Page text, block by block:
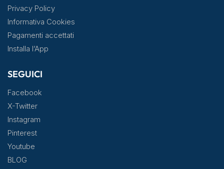
Privacy Policy
Informativa Cookies
Pagamenti accettati
Installa l’App
SEGUICI
Facebook
X-Twitter
Instagram
Pinterest
Youtube
BLOG